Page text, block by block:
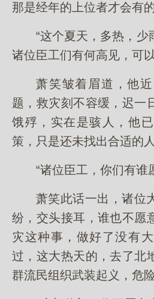
那是经年的上位者才会有的
“这个夏天，多热，少
诸位臣工们有何高见，可
萧笑皱着眉道，他
题，救灾刻不容缓，迟一
饿殍，实在是骇人，他
策，只是还未找出合适的
“诸位臣工，你们有谁
萧笑此话一出，诸位
纷，交头接耳，谁也不愿
灾这种事，做好了没有
过，这大热天的，去了北
群流民组织武装起义，危险